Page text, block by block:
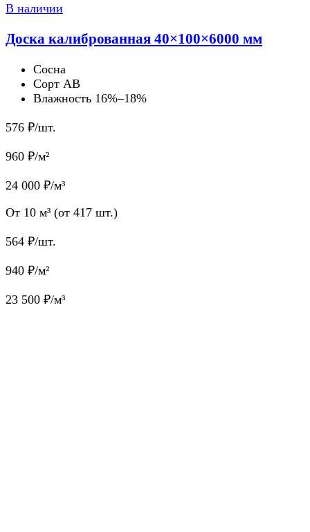
В наличии
Доска калиброванная 40×100×6000 мм
Сосна
Сорт AB
Влажность 16%–18%
576 ₽/шт.
960 ₽/м²
24 000 ₽/м³
От 10 м³ (от 417 шт.)
564 ₽/шт.
940 ₽/м²
23 500 ₽/м³